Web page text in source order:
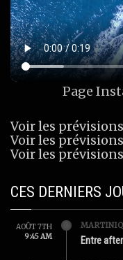
Page
Voir les
Voir les
Voir les
CES DERNIERS
AOÛT 7TH
9:45 AM
Entre